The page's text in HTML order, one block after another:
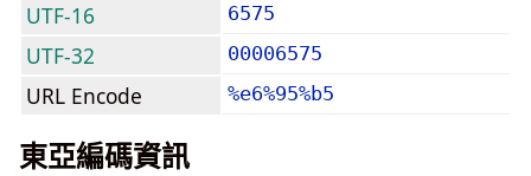
UTF-16 6575
UTF-32 00006575
URL Encode %e6%95%b5
東亞編碼資訊